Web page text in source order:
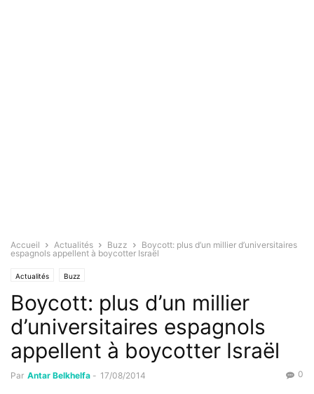
Accueil Actualités Buzz
Boycott: plus d’un millier d’universitaires
espagnols appellent à boycotter Israël
Actualités Buzz
Boycott: plus d’un millier
d’universitaires espagnols
appellent à boycotter Israël
Par Antar Belkhelfa - 17/08/2014 0